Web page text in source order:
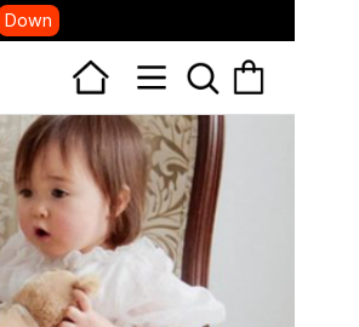
Down
Click